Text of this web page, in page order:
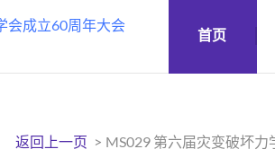
首页
返回上一页 > MS029 第六届灾变破坏